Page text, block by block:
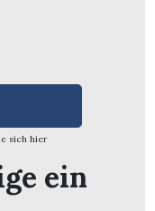
sich hier
ein